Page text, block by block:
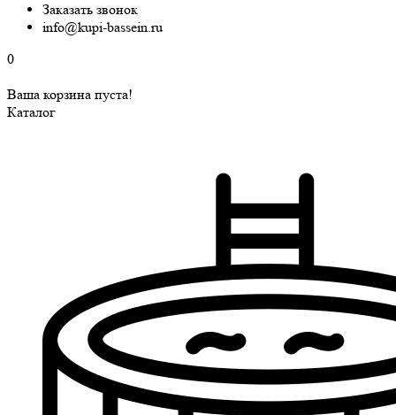
Заказать звонок
info@kupi-bassein.ru
0
Ваша корзина пуста!
Каталог